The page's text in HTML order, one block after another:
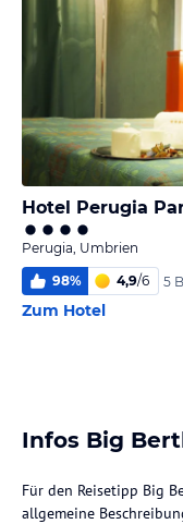
Hotel Perugia
Perugia, Umbrien
98% 4,9/6 5
Zum Hotel
Infos Big
Für den Reisetipp Big
allgemeine